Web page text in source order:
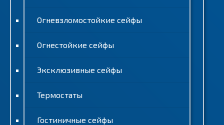
Огневзломостойкие сейфы
Огнестойкие сейфы
Эксклюзивные сейфы
Термостаты
Гостиничные сейфы